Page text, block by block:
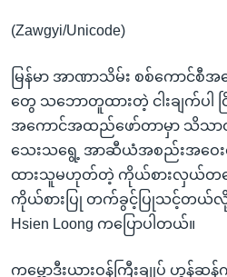
သို့
ကျော်
ရန်
(Zawgyi/Unicode)
မြန်မာ အာဏာသိမ်း စစ်ကောင်စီ
တွေ သဘောတူထားတဲ့ ငါးချက်ပါ င
အကောင်အထည်ဖော်တာမှာ သိသာ
သေးသရွေ့ အာဆီယံအစည်းအဝေးတွ
ထားသူမဟုတ်တဲ့ ကိုယ်စားလှယ်တယ
ကိုယ်စားပြု တက်ခွင့်ပြုသင့်တယ်လို့ စ
Hsien Loong ကပြောပါတယ်။
ကမ္ဘောဒီးယားဝန်ကြီးချုပ် ဟွန်ဆန်